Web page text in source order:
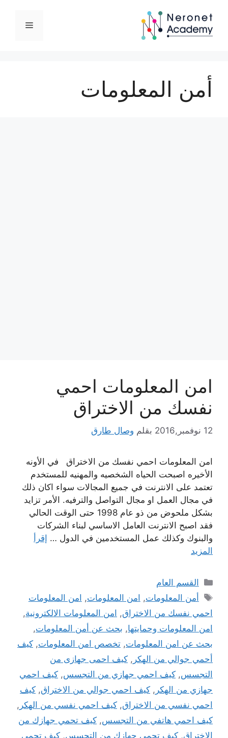
المحتوى
القائمة
أمن المعلومات
امن المعلومات احمي
نفسك من الاختراق
12 نوفمبر,2016 بقلم وصال طارق
امن المعلومات احمي نفسك من الاختراق في الأونه
الأخيره اصبحت الحياه الشخصيه والمهنيه للمستخدم
تعتمد على الانترنت في جميع المجالات سواء اكان ذلك
في مجال العمل او مجال التواصل والترفيه. الأمر تزايد
بشكل ملحوض من ذو عام 1998 حتى الوقت الحالي
فقد اصبح الانترنت العامل الاساسي لبناء الشركات
والبنوك وكذلك عمل المستخدمين في الدول … إقرأ
المزيد
التصنيفات
القسم العام
الوسوم
أمن المعلومات, امن المعلومات, امن المعلومات
احمي نفسك من الاختراق, امن المعلومات الالكترونية,
امن المعلومات وحمايتها, بحث عن أمن المعلومات,
بحث عن امن المعلومات, تخصص امن المعلومات, كيف
أحمي جوالي من الهكر , كيف احمى جهازى من
التجسس, كيف احمي جهازي من التجسس, كيف احمي
جهازي من الهكر , كيف احمي جوالي من الاختراق, كيف
احمي نفسي من الاختراق, كيف احمي نفسي من الهكر ,
كيف احمي هاتفي من التجسس, كيف تحمي جهازك من
الاختراق, كيف تحمي جهازك من التجسس, كيف تحمي